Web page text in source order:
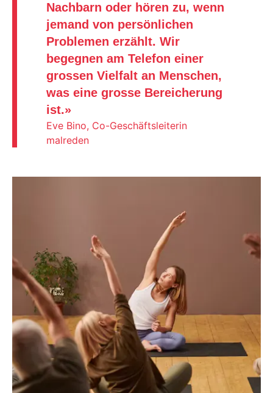
Nachbarn oder hören zu, wenn
jemand von persönlichen
Problemen erzählt. Wir
begegnen am Telefon einer
grossen Vielfalt an Menschen,
was eine grosse Bereicherung
ist.»
Eve Bino, Co-Geschäftsleiterin
malreden